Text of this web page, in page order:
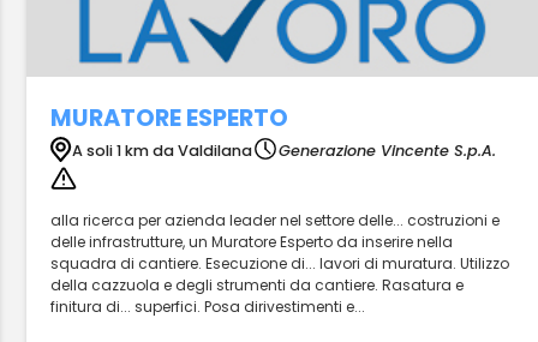
MURATORE ESPERTO
A soli 1 km da Valdilana Generazione Vincente S.p.A.
alla ricerca per azienda leader nel settore delle... costruzioni e
delle infrastrutture, un Muratore Esperto da inserire nella
squadra di cantiere. Esecuzione di... lavori di muratura. Utilizzo
della cazzuola e degli strumenti da cantiere. Rasatura e
finitura di... superfici. Posa dirivestimenti e...